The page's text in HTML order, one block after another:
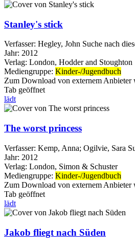
Stanley's stick
Verfasser: Hegley, John Suche nach
Jahr: 2012
Verlag: London, Hodder and Stoughton
Mediengruppe: Kinder-/Jugendbuch
Zum Download von externem Anbieter
Tab geöffnet
lädt
The worst princess
Verfasser: Kemp, Anna; Ogilvie, Sara
Jahr: 2012
Verlag: London, Simon & Schuster
Mediengruppe: Kinder-/Jugendbuch
Zum Download von externem Anbieter
Tab geöffnet
lädt
Jakob fliegt nach Süden